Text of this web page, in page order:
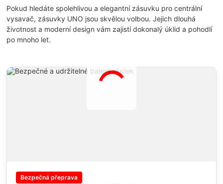
Pokud hledáte spolehlivou a elegantní zásuvku pro centrální
vysavač, zásuvky UNO jsou skvělou volbou. Jejich dlouhá
životnost a moderní design vám zajistí dokonalý úklid a pohodlí
po mnoho let.
Bezpečná přeprava